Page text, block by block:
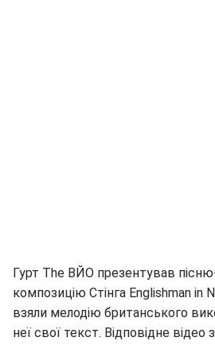
Гурт The ВЙО презентував
композицію Стінга Englishman in
взяли мелодію британського
неї свої текст. Відповідне відео